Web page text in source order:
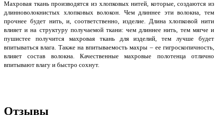
Махровая ткань производятся из хлопковых нитей, которые, создаются из
длинноволокнистых хлопковых волокон. Чем длиннее эти волокна, тем
прочнее будет нить, и, соответственно, изделие. Длина хлопковой нити
влияет и на структуру получаемой ткани: чем длиннее нить, тем мягче и
пушистее получится махровая ткань для изделий, тем лучше будет
впитываться влага. Также на впитываемость махры – ее гигроскопичность,
влияет состав волокна. Качественные махровые полотенца отлично
впитывают влагу и быстро сохнут.
Отзывы